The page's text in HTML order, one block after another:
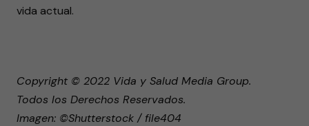
vida actual.
Copyright © 2022 Vida y Salud Media Group.
Todos los Derechos Reservados.
Imagen: ©Shutterstock / file404